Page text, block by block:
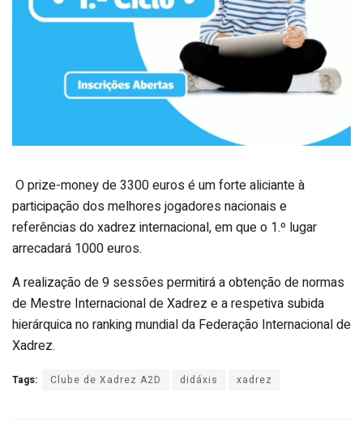
O prize-money de 3300 euros é um forte aliciante à
participação dos melhores jogadores nacionais e
referências do xadrez internacional, em que o 1.º lugar
arrecadará 1000 euros.
A realização de 9 sessões permitirá a obtenção de normas
de Mestre Internacional de Xadrez e a respetiva subida
hierárquica no ranking mundial da Federação Internacional de
Xadrez.
Tags: Clube de Xadrez A2D didáxis xadrez